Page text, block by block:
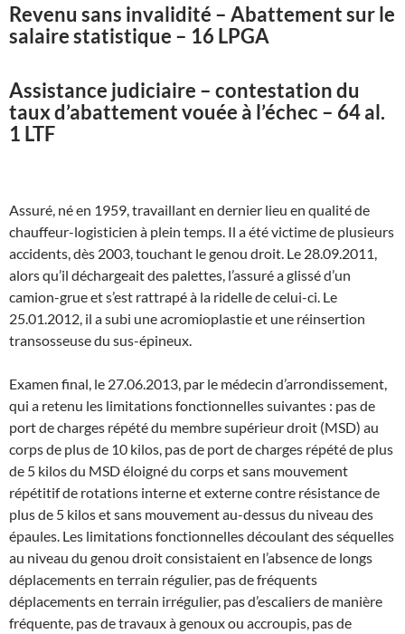
Revenu sans invalidité – Abattement sur le
salaire statistique – 16 LPGA
Assistance judiciaire – contestation du
taux d’abattement vouée à l’échec – 64 al.
1 LTF
Assuré, né en 1959, travaillant en dernier lieu en qualité de
chauffeur-logisticien à plein temps. Il a été victime de plusieurs
accidents, dès 2003, touchant le genou droit. Le 28.09.2011,
alors qu’il déchargeait des palettes, l’assuré a glissé d’un
camion-grue et s’est rattrapé à la ridelle de celui-ci. Le
25.01.2012, il a subi une acromioplastie et une réinsertion
transosseuse du sus-épineux.
Examen final, le 27.06.2013, par le médecin d’arrondissement,
qui a retenu les limitations fonctionnelles suivantes : pas de
port de charges répété du membre supérieur droit (MSD) au
corps de plus de 10 kilos, pas de port de charges répété de plus
de 5 kilos du MSD éloigné du corps et sans mouvement
répétitif de rotations interne et externe contre résistance de
plus de 5 kilos et sans mouvement au-dessus du niveau des
épaules. Les limitations fonctionnelles découlant des séquelles
au niveau du genou droit consistaient en l’absence de longs
déplacements en terrain régulier, pas de fréquents
déplacements en terrain irrégulier, pas d’escaliers de manière
fréquente, pas de travaux à genoux ou accroupis, pas de